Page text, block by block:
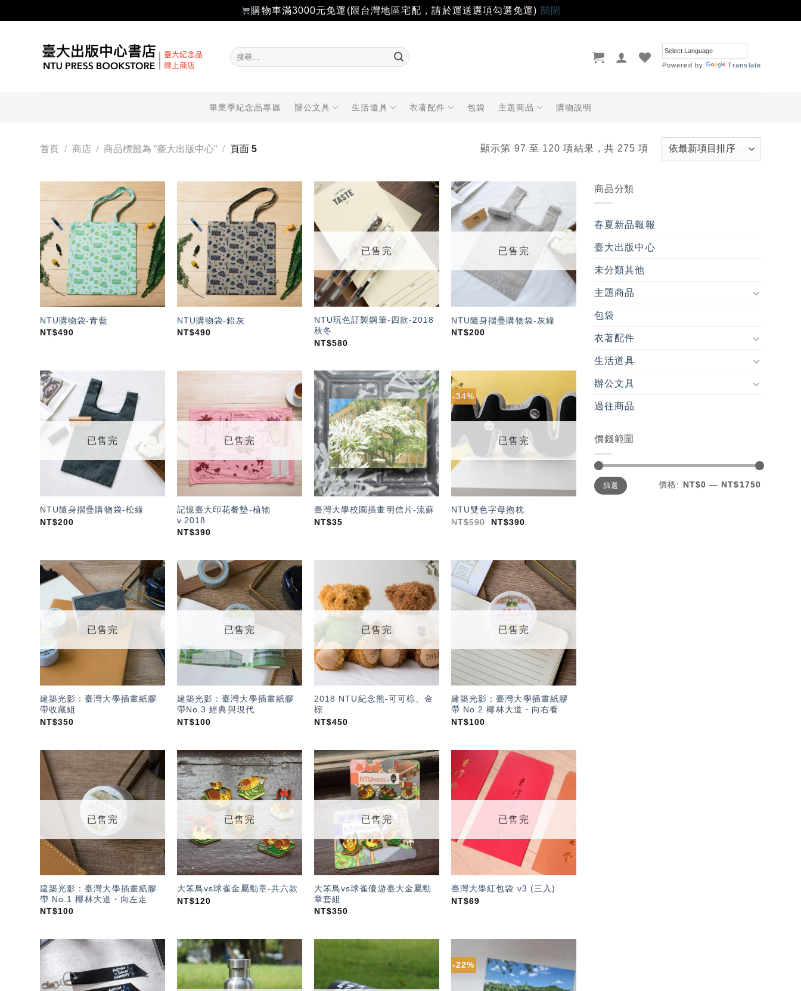
購物車滿3000元免運(限台灣地區宅配，請於運送選項勾選免運) 關閉
搜
尋
Powered by Translate
畢業季紀念品專區 辦公文具 生活道具 衣著配件 包袋 主題商品 購物說明
首頁 / 商店 / 商品標籤為 “臺大出版中心” / 頁面 5 顯示第 97 至 120 項結果，共 275 項
「願
望輕
單」
NTU購物袋-青藍
NT$490
「願
望輕
NTU購物袋-鉛灰
NT$490
加入
「願
望輕
單」
已售完
NTU玩色訂製鋼筆-四款-2018
秋冬
NT$580
加入
「願
望輕
單」
已售完
NTU隨身摺疊購物袋-灰綠
NT$200
單」
已售完
NTU隨身摺疊購物袋-松綠
NT$200
加入
「願
望輕
已售完
記憶臺大印花餐墊-植物
v.2018
NT$390
加入
「願
望輕
單」
臺灣大學校園插畫明信片-流蘇
NT$35
-34%
加入
「願
望輕
單」
已售完
NTU雙色字母抱枕
NT$590 NT$390
加入
「願
望輕
已售完
建築光影：臺灣大學插畫紙膠
帶收藏組
NT$350
加入
「願
望輕
已售完
建築光影：臺灣大學插畫紙膠
帶No.3 經典與現代
NT$100
加入
「願
望輕
已售完
2018 NTU紀念熊-可可棕、金
棕
NT$450
加入
「願
望輕
已售完
建築光影：臺灣大學插畫紙膠
帶 No.2 椰林大道・向右看
NT$100
加入
望輕
已售完
建築光影：臺灣大學插畫紙膠
帶 No.1 椰林大道・向左走
NT$100
加入
「願
望輕
單」
已售完
大笨鳥vs球雀金屬勳章-共六款
NT$120
加入
「願
望輕
已售完
大笨鳥vs球雀優游臺大金屬勳
章套組
NT$350
加入
「願
望輕
已售完
臺灣大學紅包袋 v3 (三入)
NT$69
加入
「願
「願
望輕
加入
望輕
-22%
加入
「願
望輕
商品分類
春夏新品報報
臺大出版中心
未分類其他
主題商品
包袋
衣著配件
生活道具
辦公文具
過往商品
價錢範圍
最
低
價
最
高
價
篩選 價格: NT$0 — NT$1750